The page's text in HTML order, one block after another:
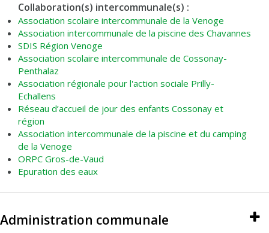
Collaboration(s) intercommunale(s) :
Association scolaire intercommunale de la Venoge
Association intercommunale de la piscine des Chavannes
SDIS Région Venoge
Association scolaire intercommunale de Cossonay-
Penthalaz
Association régionale pour l'action sociale Prilly-
Echallens
Réseau d’accueil de jour des enfants Cossonay et
région
Association intercommunale de la piscine et du camping
de la Venoge
ORPC Gros-de-Vaud
Epuration des eaux
Administration communale